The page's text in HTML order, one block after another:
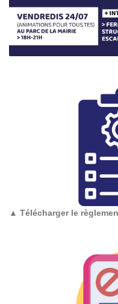
▲ Télécharger le